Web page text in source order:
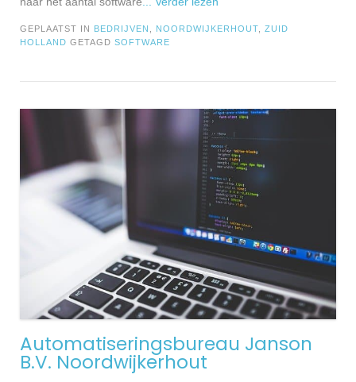
GEPLAATST IN BEDRIJVEN NOORDWIJKERHOUT
ZUID
HOLLAND GETAGD SOFTWARE
Automatiseringsbureau Janson
B.V. Noordwijkerhout